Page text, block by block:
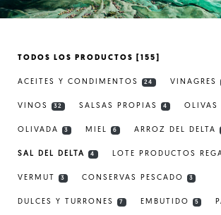
TODOS LOS PRODUCTOS [155]
ACEITES Y CONDIMENTOS 24 VINAGRES
VINOS 32 SALSAS PROPIAS 4
OLIVADA 3 MIEL 6 ARROZ DEL DELTA
SAL DEL DELTA 4 LOTE PRODUCTOS
VERMUT 3 CONSERVAS PESCADO 3
DULCES Y TURRONES 7 EMBUTIDO 5
NUESTRO ACEITE
SELECCIONAR